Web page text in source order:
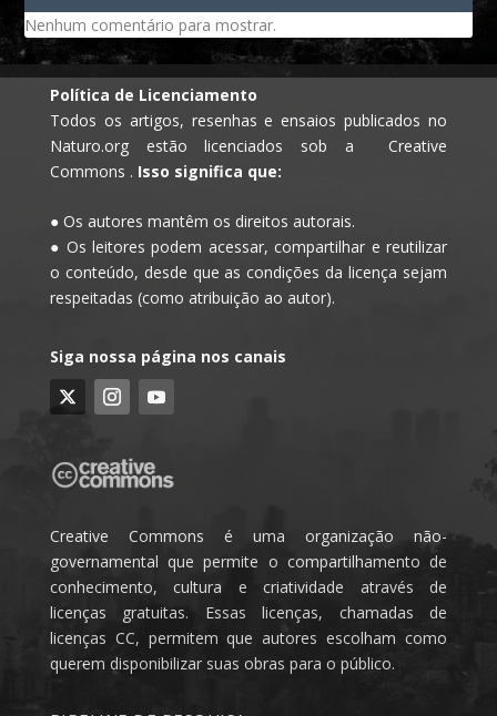
Nenhum comentário para mostrar.
Política de Licenciamento
Todos os artigos, resenhas e ensaios publicados no
Naturo.org estão licenciados sob a Creative
Commons . Isso significa que:
● Os autores mantêm os direitos autorais.
● Os leitores podem acessar, compartilhar e reutilizar
o conteúdo, desde que as condições da licença sejam
respeitadas (como atribuição ao autor).
Siga nossa página nos canais
Creative Commons é uma organização não-
governamental que permite o compartilhamento de
conhecimento, cultura e criatividade através de
licenças gratuitas. Essas licenças, chamadas de
licenças CC, permitem que autores escolham como
querem disponibilizar suas obras para o público.